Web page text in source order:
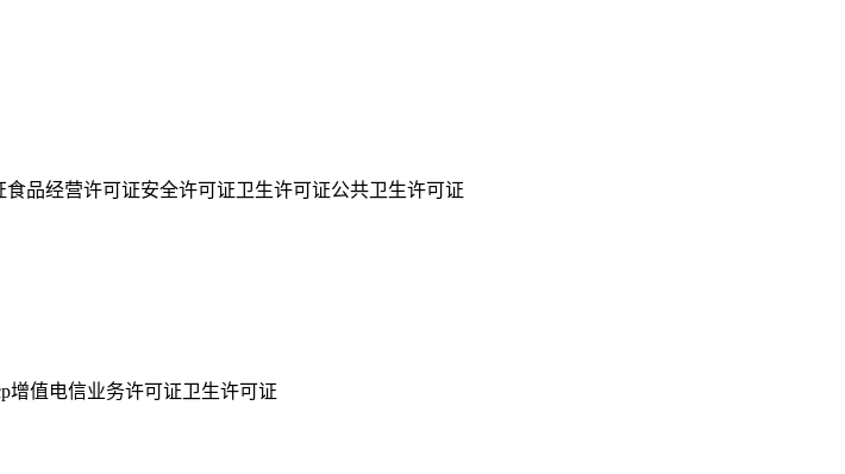
品经营许可证安全许可证卫生许可证公共卫生许可证
增值电信业务许可证卫生许可证